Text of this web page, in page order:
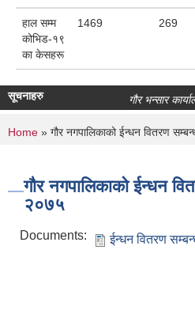
हाल सम्म
कोभिड-१९
का केसहरू
1469 269
सूचनाहरु गौर भन्सार
You are here
Home » गौर नगपालिकाको ईन्धन वितरण
गौर नगपालिकाको ईन्धन
२०७५
Documents: ईन्धन वितरण